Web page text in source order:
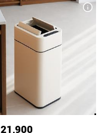
21,900